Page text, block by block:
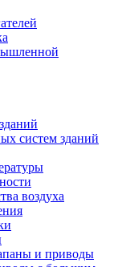
систем зданий
воздуха
и приводы